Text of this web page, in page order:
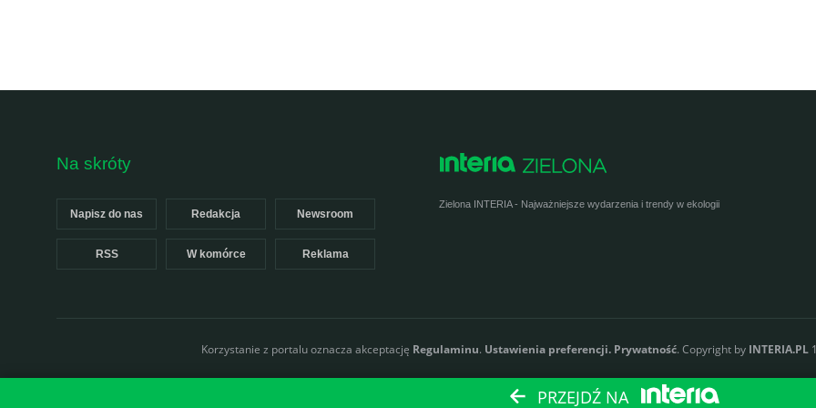
Na skróty
Napisz do nas Redakcja Newsroom
RSS W komórce Reklama
Zielona INTERIA - Najważniejsze wydarzenia i trendy w ekologii
Korzystanie z portalu oznacza akceptację Regulaminu. Ustawienia preferencji. Prywatność. Copyright by INTERIA.PL
PRZEJDŹ NA